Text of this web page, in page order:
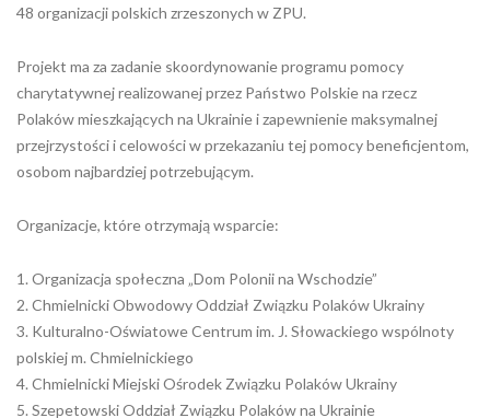
48 organizacji polskich zrzeszonych w ZPU.
Projekt ma za zadanie skoordynowanie programu pomocy
charytatywnej realizowanej przez Państwo Polskie na rzecz
Polaków mieszkających na Ukrainie i zapewnienie maksymalnej
przejrzystości i celowości w przekazaniu tej pomocy beneficjentom,
osobom najbardziej potrzebującym.
Organizacje, które otrzymają wsparcie:
1. Organizacja społeczna „Dom Polonii na Wschodzie”
2. Chmielnicki Obwodowy Oddział Związku Polaków Ukrainy
3. Kulturalno-Oświatowe Centrum im. J. Słowackiego wspólnoty
polskiej m. Chmielnickiego
4. Chmielnicki Miejski Ośrodek Związku Polaków Ukrainy
5. Szepetowski Oddział Związku Polaków na Ukrainie